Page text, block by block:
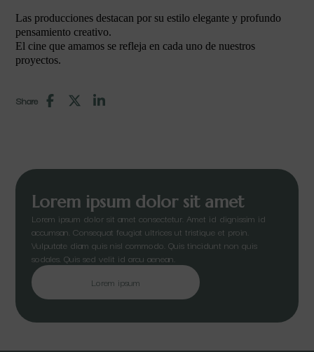
Las producciones destacan por su estilo elegante y profundo
pensamiento creativo.
El cine que amamos se refleja en cada uno de nuestros
proyectos.
Share
Lorem ipsum dolor sit amet
Lorem ipsum dolor sit amet consectetur. Amet id dignissim id
accumsan. Consequat feugiat ultrices ut tristique et proin.
Vulputate diam quis nisl commodo. Quis tincidunt non quis
sodales. Quis sed velit id arcu aenean.
Lorem ipsum